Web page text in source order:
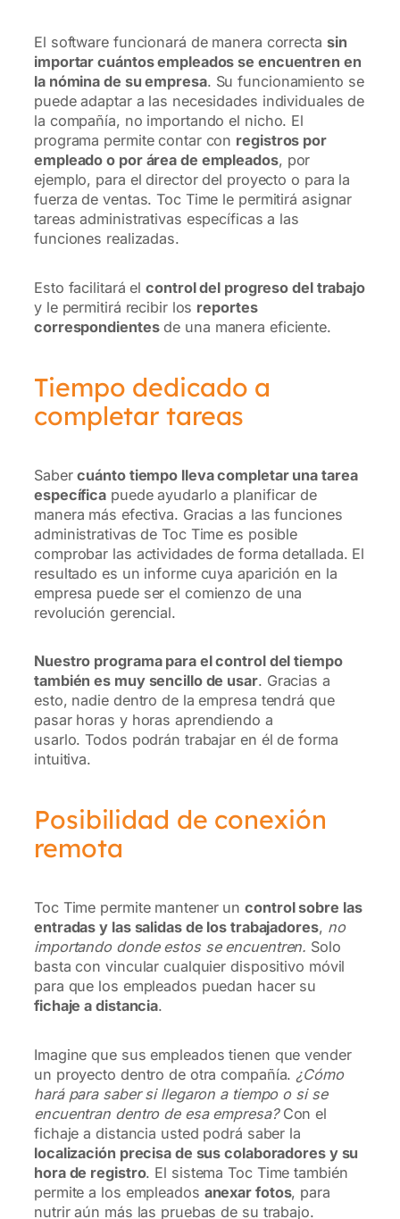
El software funcionará de manera correcta sin
importar cuántos empleados se encuentren en
la nómina de su empresa. Su funcionamiento se
puede adaptar a las necesidades individuales de
la compañía, no importando el nicho. El
programa permite contar con registros por
empleado o por área de empleados, por
ejemplo, para el director del proyecto o para la
fuerza de ventas. Toc Time le permitirá asignar
tareas administrativas específicas a las
funciones realizadas.
Esto facilitará elcontrol del progreso del trabajo
y le permitirá recibir los reportes
correspondientesde una manera eficiente.
Tiempo dedicado a
completar tareas
Sabercuánto tiempo lleva completar una tarea
específica puede ayudarlo a planificar de
manera más efectiva. Gracias a las funciones
administrativas de Toc Time es posible
comprobar las actividades de forma detallada. El
resultado es un informe cuya aparición en la
empresa puede ser el comienzo de una
revolución gerencial.
Nuestro programa para el control del tiempo
también es muy sencillo de usar. Gracias a
esto, nadie dentro de la empresa tendrá que
pasar horas y horas aprendiendo a
usarlo. Todos podrán trabajar en él de forma
intuitiva.
Posibilidad de conexión
remota
Toc Time permite mantener uncontrol sobre las
entradas y las salidas de los trabajadores, no
importando donde estos se encuentren. Solo
basta con vincular cualquier dispositivo móvil
para que los empleados puedan hacer su
fichaje a distancia.
Imagine que sus empleados tienen que vender
un proyecto dentro de otra compañía. ¿Cómo
hará para saber si llegaron a tiempo o si se
encuentran dentro de esa empresa?Con el
fichaje a distancia usted podrá saber la
localización precisa de sus colaboradores y su
hora de registro. El sistema Toc Time también
permite a los empleados anexar fotos, para
nutrir aún más las pruebas de su trabajo.